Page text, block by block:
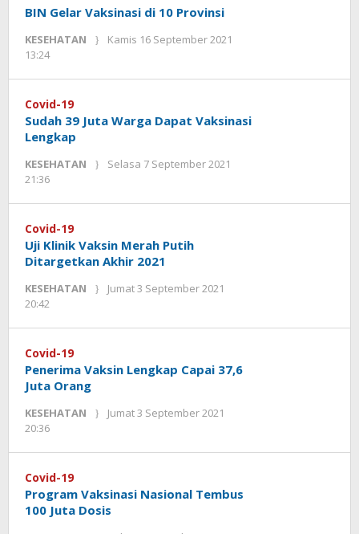
BIN Gelar Vaksinasi di 10 Provinsi
KESEHATAN
Kamis 16 September 2021
13:24
Jackson
Covid-19
Sudah 39 Juta Warga Dapat Vaksinasi
Lengkap
KESEHATAN
Selasa 7 September 2021
21:36
Jackson
Covid-19
Uji Klinik Vaksin Merah Putih
Ditargetkan Akhir 2021
KESEHATAN
Jumat 3 September 2021
20:42
Jackson
Covid-19
Penerima Vaksin Lengkap Capai 37,6
Juta Orang
KESEHATAN
Jumat 3 September 2021
20:36
Jackson
Covid-19
Program Vaksinasi Nasional Tembus
100 Juta Dosis